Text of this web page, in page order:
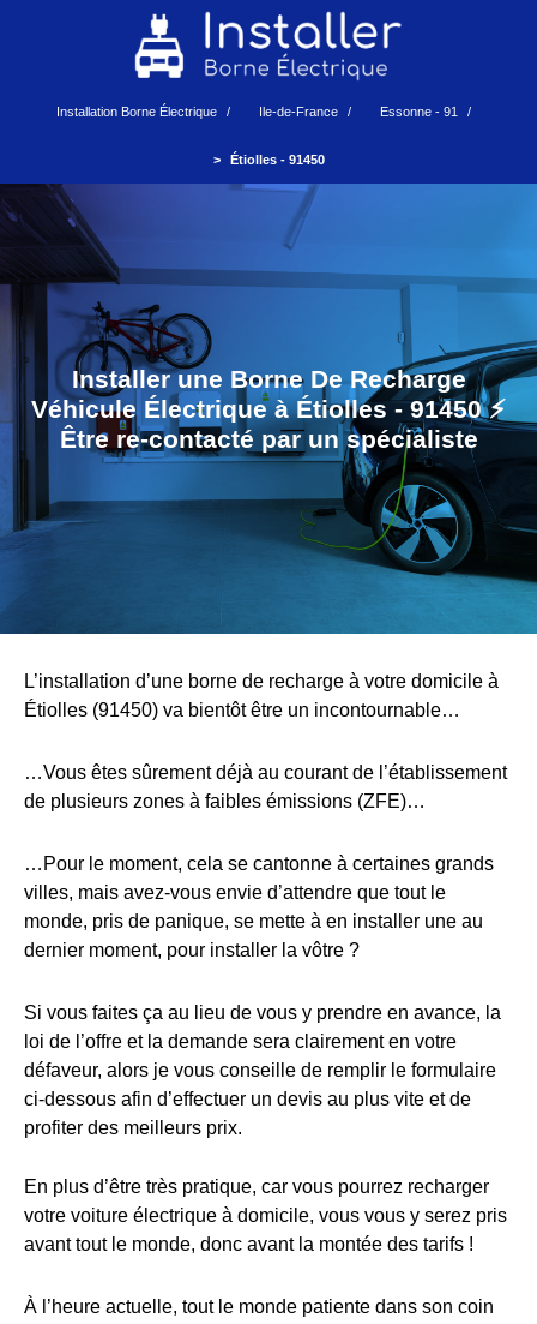
Installation Borne Électrique Ile-de-France Essonne - 91
Étiolles - 91450
Installer une Borne De Recharge
Véhicule Électrique à Étiolles - 91450 ⚡️
Être re-contacté par un spécialiste
L’installation d’une borne de recharge à votre domicile à
Étiolles (91450) va bientôt être un incontournable…
…Vous êtes sûrement déjà au courant de l’établissement
de plusieurs zones à faibles émissions (ZFE)…
…Pour le moment, cela se cantonne à certaines grands
villes, mais avez-vous envie d’attendre que tout le
monde, pris de panique, se mette à en installer une au
dernier moment, pour installer la vôtre ?
Si vous faites ça au lieu de vous y prendre en avance, la
loi de l’offre et la demande sera clairement en votre
défaveur, alors je vous conseille de remplir le formulaire
ci-dessous afin d’effectuer un devis au plus vite et de
profiter des meilleurs prix.
En plus d’être très pratique, car vous pourrez recharger
votre voiture électrique à domicile, vous vous y serez pris
avant tout le monde, donc avant la montée des tarifs !
À l’heure actuelle, tout le monde patiente dans son coin